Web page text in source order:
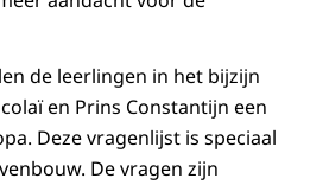
de leerlingen in het bijzijn
en Prins Constantijn een
Deze vragenlijst is speciaal
De vragen zijn